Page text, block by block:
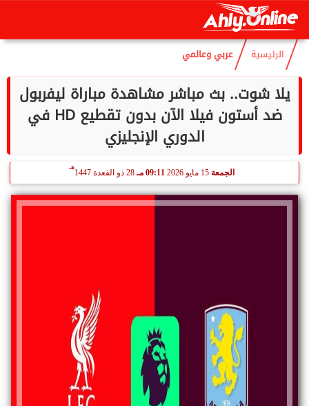
الجمعة
الرئيسية عربي وعالمي
يلا شوت.. بث مباشر مشاهدة مباراة ليفربول
ضد أستون فيلا الآن بدون تقطيع HD في
الدوري الإنجليزي
الجمعة 09:11 مـ 28 ذو القعدة 1447
هـ